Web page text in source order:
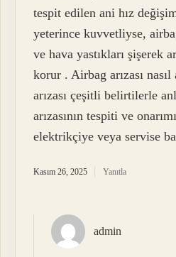
tespit edilen ani hız
yeterince kuvvetliyse,
ve hava yastıkları şişerek
korur . Airbag arızası nasıl
arızası çeşitli belirtilerle
arızasının tespiti ve
elektrikçiye veya servise
Kasım 26, 2025 Yanıtla
admin